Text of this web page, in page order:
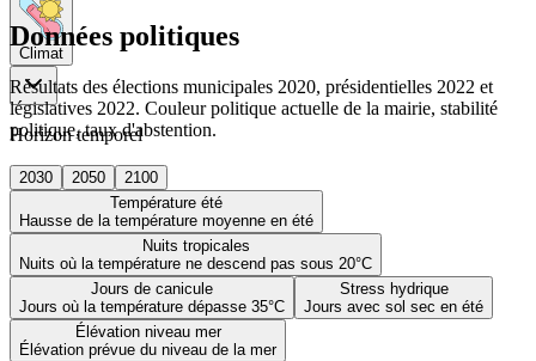
Climat
Horizon temporel
2030 2050
2100
Température été
Hausse de la température moyenne en été
Nuits tropicales
Nuits où la température ne descend pas sous 20°C
Jours de canicule
Jours où la température dépasse 35°C
Stress hydrique
Jours avec sol sec en été
Élévation niveau mer
Élévation prévue du niveau de la mer
Données politiques
Résultats des élections municipales 2020, présidentielles 2022 et
législatives 2022. Couleur politique actuelle de la mairie, stabilité
politique, taux d'abstention.